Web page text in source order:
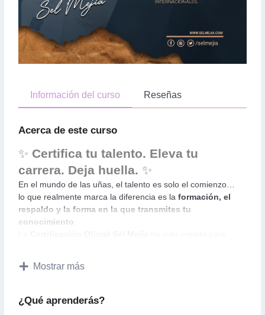
Información del curso Reseñas
Acerca de este curso
✨ Certifica tu talento. Eleva tu
carrera. Deja huella. ✨
En el mundo de las uñas, el talento es solo el comienzo…
lo que realmente marca la diferencia es laformación, el
respaldo y la forma en la que transmites tu
conocimiento
verdaderas expertas en la industria
técnicas,
también desarrollarás una
Mostrar más
¿Qué aprenderás?